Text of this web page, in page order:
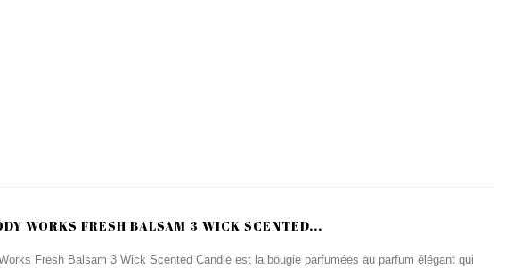
WORKS FRESH BALSAM 3 WICK SCENTED...
Fresh Balsam 3 Wick Scented Candle est la bougie parfumées au parfum élégant qui